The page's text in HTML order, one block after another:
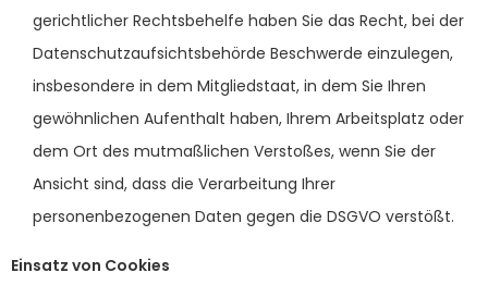
gerichtlicher Rechtsbehelfe haben Sie das Recht, bei der
Datenschutzaufsichtsbehörde Beschwerde einzulegen,
insbesondere in dem Mitgliedstaat, in dem Sie Ihren
gewöhnlichen Aufenthalt haben, Ihrem Arbeitsplatz oder
dem Ort des mutmaßlichen Verstoßes, wenn Sie der
Ansicht sind, dass die Verarbeitung Ihrer
personenbezogenen Daten gegen die DSGVO verstößt.
Einsatz von Cookies